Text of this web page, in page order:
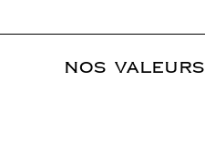
NOS VALEURS